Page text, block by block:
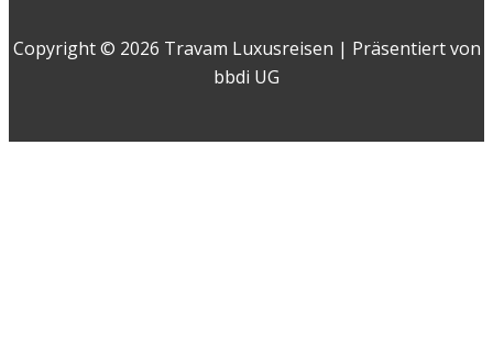
Copyright © 2026 Travam Luxusreisen | Präsentiert von
bbdi UG